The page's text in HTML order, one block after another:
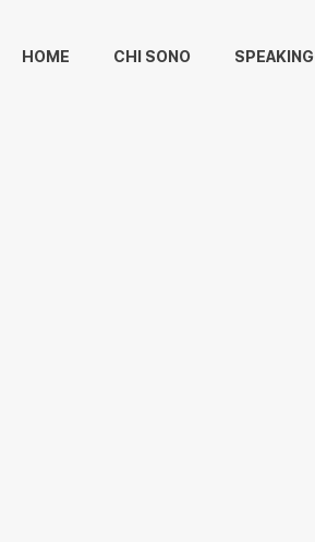
HOME CHI SONO SPEAKING